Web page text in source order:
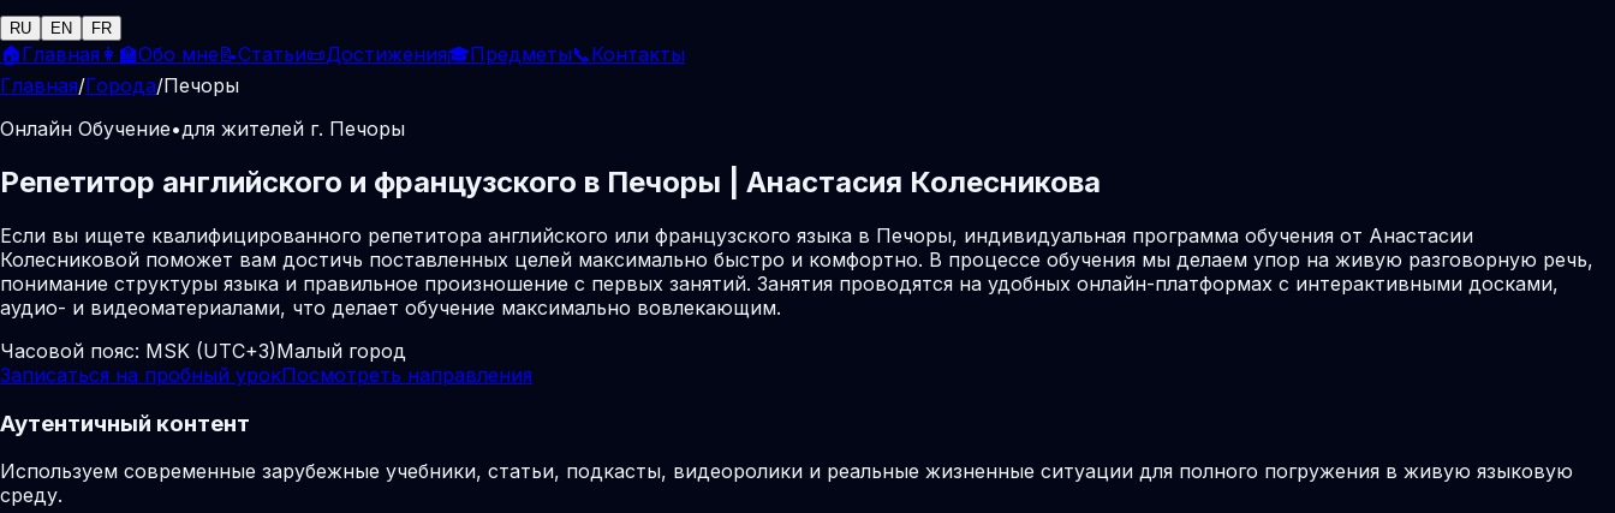
RU EN FR
🏠Главная 👩‍🏫Обо мне📝Статьи📜Достижения🎓Предметы📞Контакты
Главная/Города/Печоры
Онлайн Обучение•для жителей г. Печоры
Репетитор английского и французского в Печоры | Анастасия Колесникова
Если вы ищете квалифицированного репетитора английского или французского языка в Печоры, индивидуальная программа обучения от Анастасии
Колесниковой поможет вам достичь поставленных целей максимально быстро и комфортно. В процессе обучения мы делаем упор на живую разговорную речь,
понимание структуры языка и правильное произношение с первых занятий. Занятия проводятся на удобных онлайн-платформах с интерактивными досками,
аудио- и видеоматериалами, что делает обучение максимально вовлекающим.
Часовой пояс: MSK (UTC+3)Малый город
Записаться на пробный урокПосмотреть направления
Аутентичный контент
Используем современные зарубежные учебники, статьи, подкасты, видеоролики и реальные жизненные ситуации для полного погружения в живую языковую
среду.